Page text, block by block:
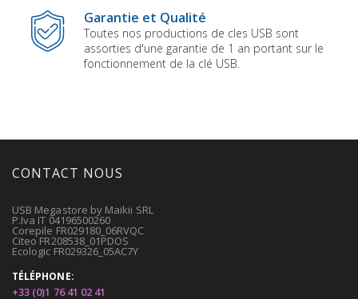
Garantie et Qualité
Toutes nos productions de cles USB sont
assorties d'une garantie de 1 an portant sur le
fonctionnement de la clé USB.
CONTACT NOUS
USB Megastore by Maikii SRL
P.Iva IT 04196500260
Corepile FR029180_06RVQC
Citeo FR208538_01PDOS
Ecologic FR029326_05AC7Y
TÉLÉPHONE:
+33 (0)1 76 41 02 41